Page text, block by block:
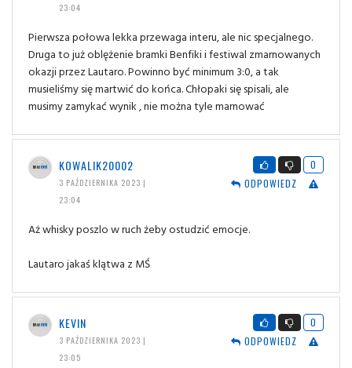
23:04
Pierwsza połowa lekka przewaga interu, ale nic specjalnego.
Druga to już oblężenie bramki Benfiki i festiwal zmarnowanych
okazji przez Lautaro. Powinno być minimum 3:0, a tak
musieliśmy się martwić do końca. Chłopaki się spisali, ale
musimy zamykać wynik , nie można tyle marnować
KOWALIK20002
3 PAŹDZIERNIKA 2023 |
23:04
0
ODPOWIEDZ
Aż whisky poszlo w ruch żeby ostudzić emocje.
Lautaro jakaś klątwa z MŚ
KEVIN
3 PAŹDZIERNIKA 2023 |
23:05
0
ODPOWIEDZ